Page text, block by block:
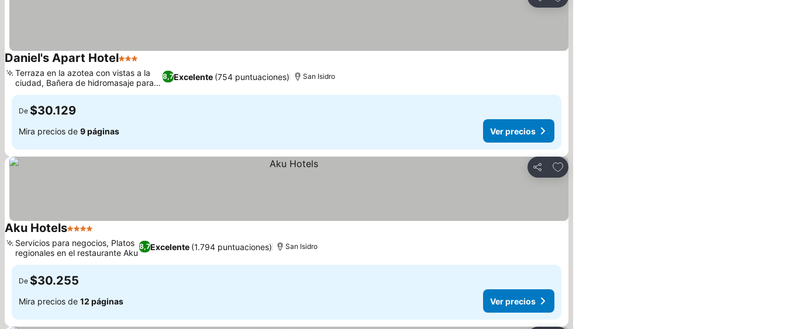
Compartir
Daniel's Apart Hotel3 Estrellas
8,7Excelente (754 puntuaciones)
Terraza en la azotea con vistas a la
ciudad, Bañera de hidromasaje para
relajarte
San Isidro
De $30.129
Mira precios de 9 páginas Ver precios
Compartir
Agregar a favoritos
Aku Hotels4 Estrellas
8,7Excelente (1.794 puntuaciones)
Servicios para negocios, Platos
regionales en el restaurante Aku
San Isidro
De $30.255
Mira precios de 12 páginas Ver precios